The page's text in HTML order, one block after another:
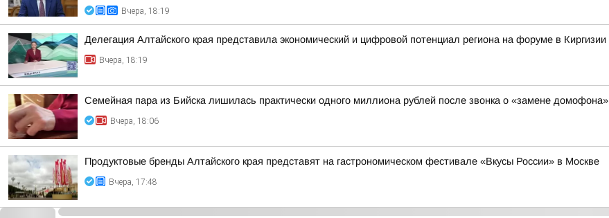
Вчера, 18:19
Делегация Алтайского края представила экономический и цифровой потенциал региона на форуме в Киргизии
Вчера, 18:19
Семейная пара из Бийска лишилась практически одного миллиона рублей после звонка о «замене домофона»
Вчера, 18:06
Продуктовые бренды Алтайского края представят на гастрономическом фестивале «Вкусы России» в Москве
Вчера, 17:48